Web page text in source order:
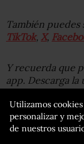
También puedes
TikTok, X,
Y recuerda que
app. Descarga la
“Te dicen
cómo tener
Utilizamos
personalizar y
de nuestros